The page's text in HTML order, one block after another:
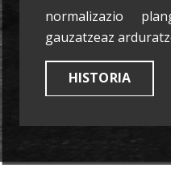
normalizazio
gauzatzeaz
HISTORIA